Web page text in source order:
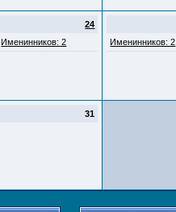
24
Именинников: 2
Именинников: 2
31